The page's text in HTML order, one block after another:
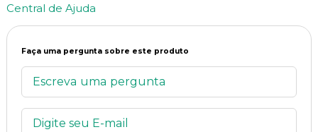
Central de Ajuda
Faça uma pergunta sobre este produto